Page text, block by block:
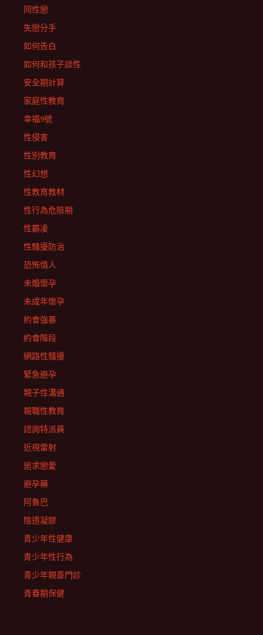
同性戀
失戀分手
如何告白
如何和孩子談性
安全期計算
家庭性教育
幸福9號
性侵害
性別教育
性幻想
性教育教材
性行為危險期
性霸凌
性騷擾防治
恐怖情人
未婚懷孕
未成年懷孕
約會強暴
約會階段
網路性騷擾
緊急避孕
親子性溝通
親職性教育
諮詢特派員
近視雷射
追求戀愛
避孕藥
阿魯巴
陰道凝膠
青少年性健康
青少年性行為
青少年親善門診
青春期保健